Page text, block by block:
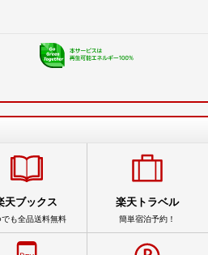
天ブックス
でも全品送料無料
楽天トラベル
簡単宿泊予約！